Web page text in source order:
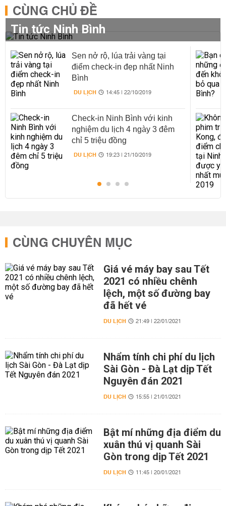
CÙNG CHỦ ĐỀ
Tin tức Ninh Bình
Sen nở rộ, lúa trải vàng tại
điểm check-in đẹp nhất Ninh
Bình
DU LỊCH 14:45 | 22/10/2019
Check-in Ninh Bình với kinh
nghiệm du lịch 4 ngày 3 đêm
chỉ 5 triệu đồng
DU LỊCH 19:23 | 21/10/2019
CÙNG CHUYÊN MỤC
Giá vé máy bay sau Tết
2021 có nhiều chênh
lệch, một số đường bay
đã hết vé
DU LỊCH 21:49 | 22/01/2021
Nhẩm tính chi phí du lịch
Sài Gòn - Đà Lạt dịp Tết
Nguyên đán 2021
DU LỊCH 15:55 | 21/01/2021
Bật mí những địa điểm du
xuân thú vị quanh Sài
Gòn trong dịp Tết 2021
DU LỊCH 11:45 | 20/01/2021